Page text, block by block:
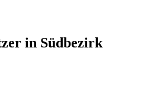
in Südbezirk